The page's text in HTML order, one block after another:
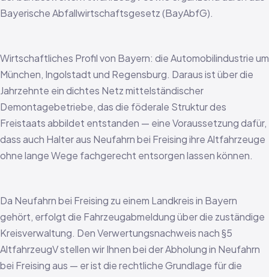
Bayerische Abfallwirtschaftsgesetz (BayAbfG).
Wirtschaftliches Profil von Bayern: die Automobilindustrie um
München, Ingolstadt und Regensburg. Daraus ist über die
Jahrzehnte ein dichtes Netz mittelständischer
Demontagebetriebe, das die föderale Struktur des
Freistaats abbildet entstanden — eine Voraussetzung dafür,
dass auch Halter aus Neufahrn bei Freising ihre Altfahrzeuge
ohne lange Wege fachgerecht entsorgen lassen können.
Da Neufahrn bei Freising zu einem Landkreis in Bayern
gehört, erfolgt die Fahrzeugabmeldung über die zuständige
Kreisverwaltung. Den Verwertungsnachweis nach §5
AltfahrzeugV stellen wir Ihnen bei der Abholung in Neufahrn
bei Freising aus — er ist die rechtliche Grundlage für die